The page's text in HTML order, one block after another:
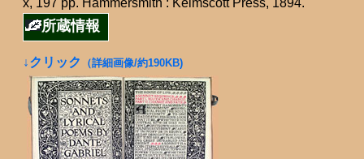
x, 197 pp. Hammersmith : Kelmscott Press, 1894.
所蔵情報
↓クリック （詳細画像/約190KB)